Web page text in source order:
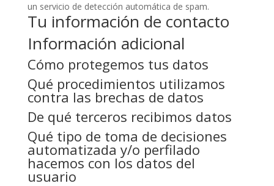
un servicio de detección automática de spam.
Tu información de contacto
Información adicional
Cómo protegemos tus datos
Qué procedimientos utilizamos
contra las brechas de datos
De qué terceros recibimos datos
Qué tipo de toma de decisiones
automatizada y/o perfilado
hacemos con los datos del
usuario